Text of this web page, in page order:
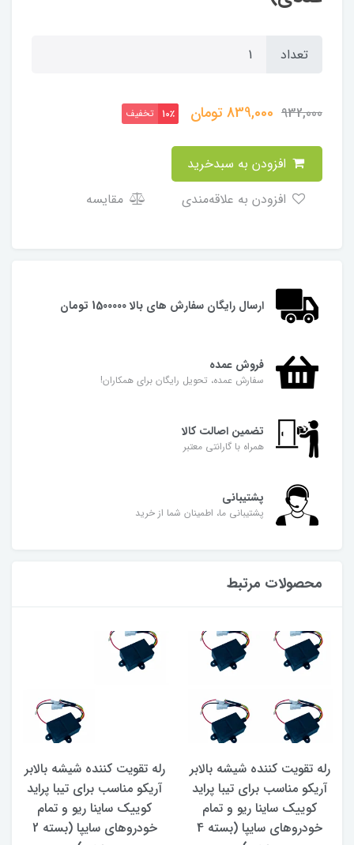
تعداد
932,000
839,000تومان 10٪ تخفیف
مقایسه
ارسال رایگان سفارش های بالا 1500000 تومان
فروش عمده
سفارش عمده، تحویل رایگان برای همکاران!
تضمین اصالت کالا
همراه با گارانتی معتبر
پشتیبانی
پشتیبانی ما، اطمینان شما از خرید
محصولات مرتبط
رله تقویت کننده شیشه بالابر
آریکو مناسب برای تیبا پراید
کوییک ساینا ریو و تمام
خودروهای سایپا (بسته 4
رله تقویت کننده شیشه بالابر
آریکو مناسب برای تیبا پراید
کوییک ساینا ریو و تمام
خودروهای سایپا (بسته 2